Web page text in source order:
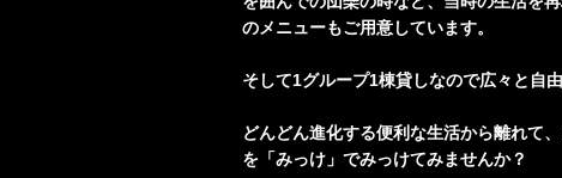
のメニューもご用意しています。
そして1グループ1棟貸しなので広々と自由
どんどん進化する便利な生活から離れて
を「みっけ」でみっけてみませんか？